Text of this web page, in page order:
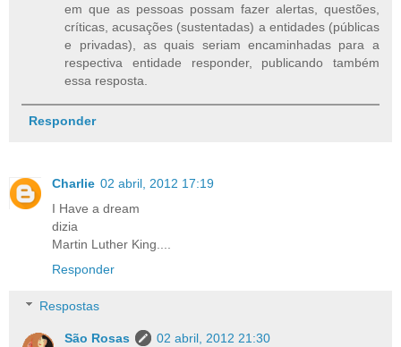
em que as pessoas possam fazer alertas, questões,
críticas, acusações (sustentadas) a entidades (públicas
e privadas), as quais seriam encaminhadas para a
respectiva entidade responder, publicando também
essa resposta.
Responder
Charlie 02 abril, 2012 17:19
I Have a dream
dizia
Martin Luther King....
Responder
Respostas
São Rosas
02 abril, 2012 21:30